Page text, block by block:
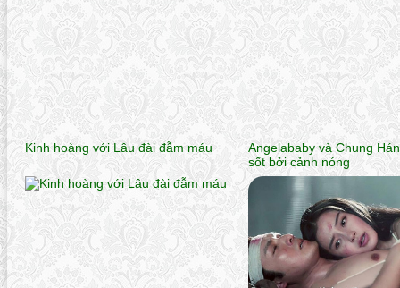
Kinh hoàng với Lâu đài đẫm máu
Angelababy và Chung
sốt bởi cảnh nóng